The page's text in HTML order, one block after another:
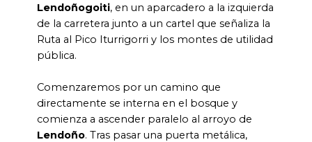
Lendoñogoiti, en un aparcadero a la izquierda
de la carretera junto a un cartel que señaliza la
Ruta al Pico Iturrigorri y los montes de utilidad
pública.
Comenzaremos por un camino que
directamente se interna en el bosque y
comienza a ascender paralelo al arroyo de
Lendoño. Tras pasar una puerta metálica,